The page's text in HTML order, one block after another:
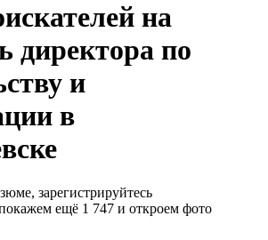
на
директора по
и
в
зарегистрируйтесь
ещё 1 747 и откроем фото